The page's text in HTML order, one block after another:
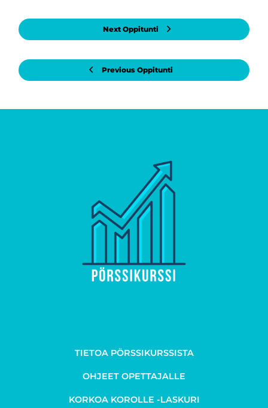
Previous Oppitunti
Next Oppitunti
TIETOA PÖRSSIKURSSISTA
OHJEET OPETTAJALLE
KORKOA KOROLLE -LASKURI